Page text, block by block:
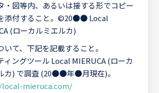
・図等内、あるいは接する形でコピー
添付すること。©20●● Local
(ローカルミエルカ)
いて、下記を記載すること。
ィングツール Local MIERUCA (ローカ
カ) で調査 (20●●年●月現在)。
mieruca.com/